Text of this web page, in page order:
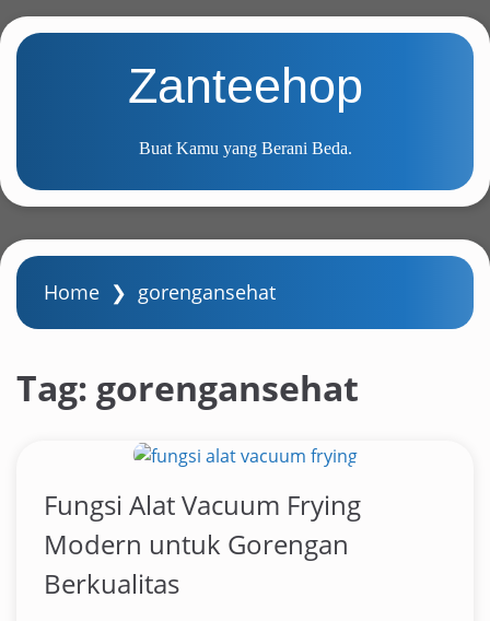
k
m
i
Zanteehop
Buat Kamu yang Berani Beda.
Home ❯ gorengansehat
Tag: gorengansehat
Fungsi Alat Vacuum Frying
Modern untuk Gorengan
Berkualitas